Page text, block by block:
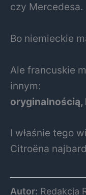
czy Mercedesa.
Bo niemieckie
Ale francuskie
innym:
oryginalnością,
I właśnie tego
Citroëna
Autor: Redakcja